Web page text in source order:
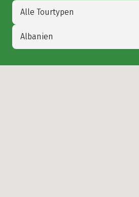
Alle Tourtypen
Albanien